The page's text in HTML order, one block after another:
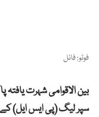
فوٹو: فائل
بین الاقوامی شہرت یافتہ
سپر لیگ (پی ایس ایل)